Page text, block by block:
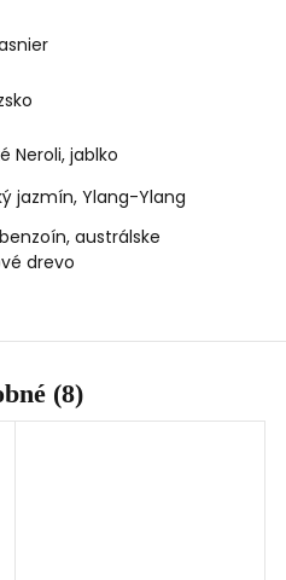
Neroli, jablko
jazmín, Ylang-Ylang
austrálske
drevo
(8)